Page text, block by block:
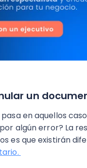
un
pasa en aquellos
algún error? La
es que existirán